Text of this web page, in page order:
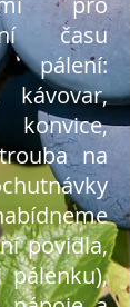
času
kávovar,
na
povidla,
pálenku),